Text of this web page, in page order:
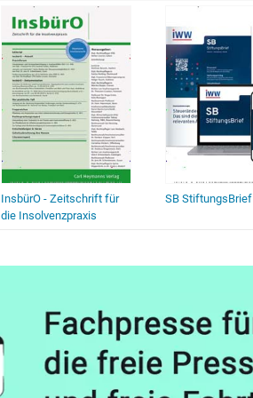
InsbürO - Zeitschrift für
die Insolvenzpraxis
SB StiftungsBrief